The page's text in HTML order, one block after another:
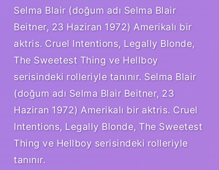
Selma Blair (doğum adı Selma Blair
Beitner, 23 Haziran 1972) Amerikalı bir
aktris. Cruel Intentions, Legally Blonde,
The Sweetest Thing ve Hellboy
serisindeki rolleriyle tanınır. Selma Blair
(doğum adı Selma Blair Beitner, 23
Haziran 1972) Amerikalı bir aktris. Cruel
Intentions, Legally Blonde, The Sweetest
Thing ve Hellboy serisindeki rolleriyle
tanınır.